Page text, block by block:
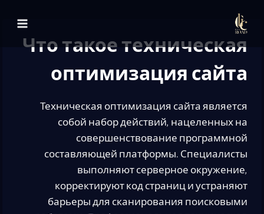
المحتوىЧто такое техническая
оптимизация сайта
Техническая оптимизация сайта является
собой набор действий, нацеленных на
совершенствование программной
составляющей платформы. Специалисты
выполняют серверное окружение,
корректируют код страниц и устраняют
барьеры для сканирования поисковыми